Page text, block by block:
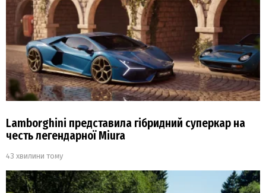
Lamborghini представила гібридний суперкар на
честь легендарної Miura
43 хвилини тому